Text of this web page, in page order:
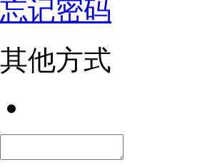
忘记密码
其他方式